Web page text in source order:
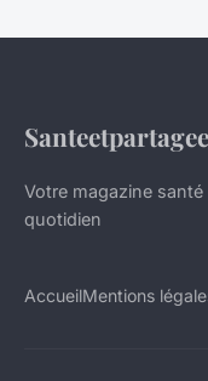
Votre magazine
quotidien
AccueilMentions